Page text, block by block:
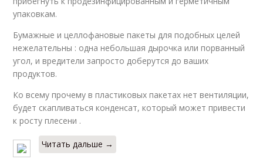
упаковкам.
Бумажные и целлофановые пакеты для подобных целей
нежелательны : одна небольшая дырочка или порванный
угол, и вредители запросто доберутся до ваших
продуктов.
Ко всему прочему в пластиковых пакетах нет вентиляции,
будет скапливаться конденсат, который может привести
к росту плесени .
Читать дальше →